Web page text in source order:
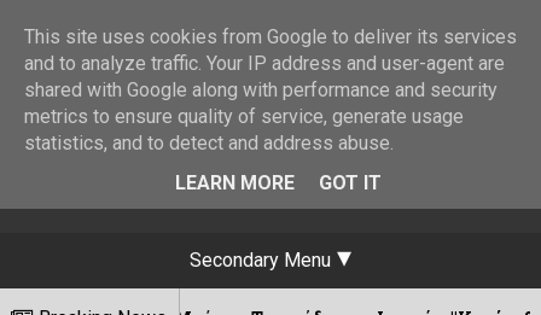
Secondary Menu
This site uses cookies from Google to deliver its services
and to analyze traffic. Your IP address and user-agent are
shared with Google along with performance and security
metrics to ensure quality of service, generate usage
statistics, and to detect and address abuse.
LEARN MORE
GOT IT